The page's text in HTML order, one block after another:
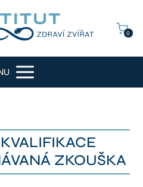
0
ZKOUŠKA